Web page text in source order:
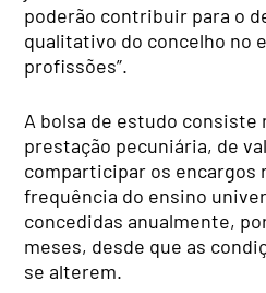
poderão contribuir para o
qualitativo do concelho no
profissões”.
A bolsa de estudo consiste
prestação pecuniária, de
comparticipar os encargos
frequência do ensino
concedidas anualmente,
meses, desde que as
se alterem.